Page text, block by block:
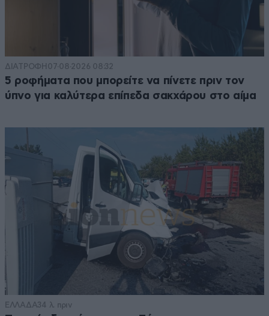
ΔΙΑΤΡΟΦΗ 07·08·2026 08:32
5 ροφήματα που μπορείτε να πίνετε πριν τον
ύπνο για καλύτερα επίπεδα σακχάρου στο αίμα
ΕΛΛΑΔΑ34 λ. πριν